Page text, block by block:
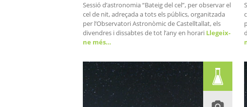
Sessió d’astronomia “Bateig del cel”, per observar el
cel de nit, adreçada a tots els públics, organitzada
per l’Observatori Astronòmic de Castelltallat, els
divendres i dissabtes de tot l’any en horari Llegeix-
ne més…